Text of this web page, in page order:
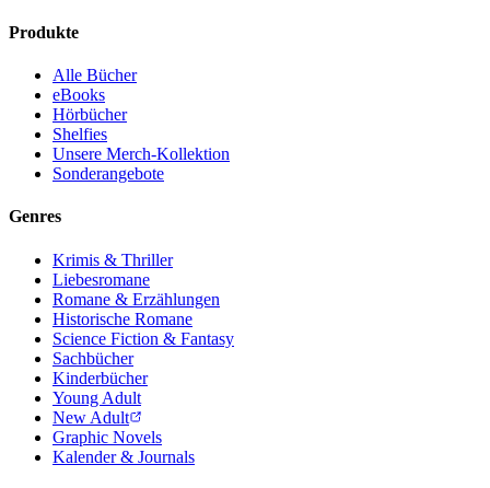
Produkte
Alle Bücher
eBooks
Hörbücher
Shelfies
Unsere Merch-Kollektion
Sonderangebote
Genres
Krimis & Thriller
Liebesromane
Romane & Erzählungen
Historische Romane
Science Fiction & Fantasy
Sachbücher
Kinderbücher
Young Adult
New Adult
Graphic Novels
Kalender & Journals